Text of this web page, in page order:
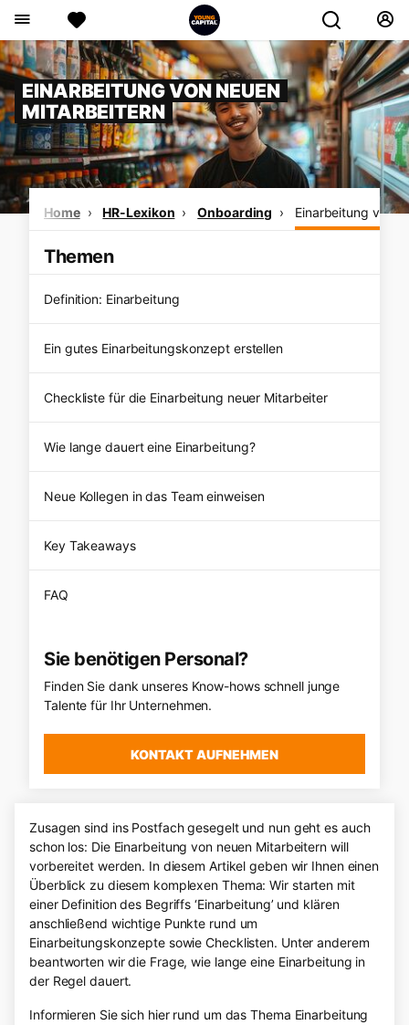
EINARBEITUNG VON NEUEN
MITARBEITERN
Home HR-Lexikon Onboarding Einarbeitung von
Themen
Definition: Einarbeitung
Ein gutes Einarbeitungskonzept erstellen
Checkliste für die Einarbeitung neuer Mitarbeiter
Wie lange dauert eine Einarbeitung?
Neue Kollegen in das Team einweisen
Key Takeaways
FAQ
Sie benötigen Personal?
Finden Sie dank unseres Know-hows schnell junge
Talente für Ihr Unternehmen.
KONTAKT AUFNEHMEN
Zusagen sind ins Postfach gesegelt und nun geht es auch
schon los: Die Einarbeitung von neuen Mitarbeitern will
vorbereitet werden. In diesem Artikel geben wir Ihnen einen
Überblick zu diesem komplexen Thema: Wir starten mit
einer Definition des Begriffs ‘Einarbeitung’ und klären
anschließend wichtige Punkte rund um
Einarbeitungskonzepte sowie Checklisten. Unter anderem
beantworten wir die Frage, wie lange eine Einarbeitung in
der Regel dauert.
Informieren Sie sich hier rund um das Thema Einarbeitung